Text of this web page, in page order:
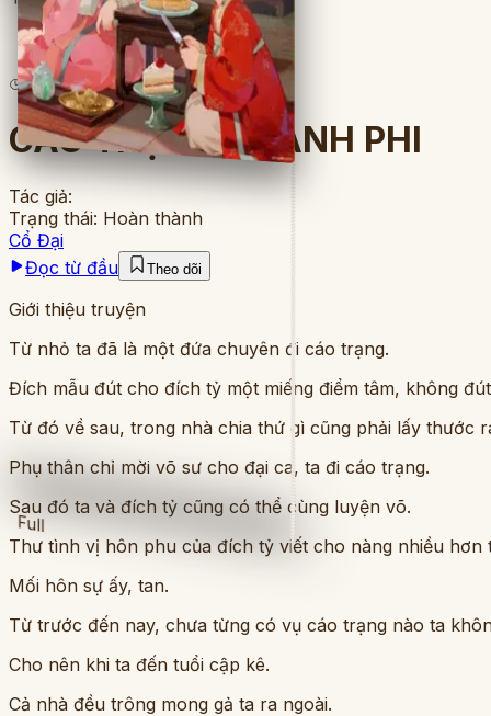
Full
9lượt đọc· 11chương
CÁO TRẠNG THÀNH PHI
Tác giả:
Trạng thái: Hoàn thành
Cổ Đại
Đọc từ đầu
Theo dõi
Giới thiệu truyện
Từ nhỏ ta đã là một đứa chuyên đi cáo trạng.
Đích mẫu đút cho đích tỷ một miếng điểm tâm, không
Từ đó về sau, trong nhà chia thứ gì cũng phải lấy thước
Phụ thân chỉ mời võ sư cho đại ca, ta đi cáo trạng.
Sau đó ta và đích tỷ cũng có thể cùng luyện võ.
Thư tình vị hôn phu của đích tỷ viết cho nàng nhiều
Mối hôn sự ấy, tan.
Từ trước đến nay, chưa từng có vụ cáo trạng nào ta
Cho nên khi ta đến tuổi cập kê.
Cả nhà đều trông mong gả ta ra ngoài.